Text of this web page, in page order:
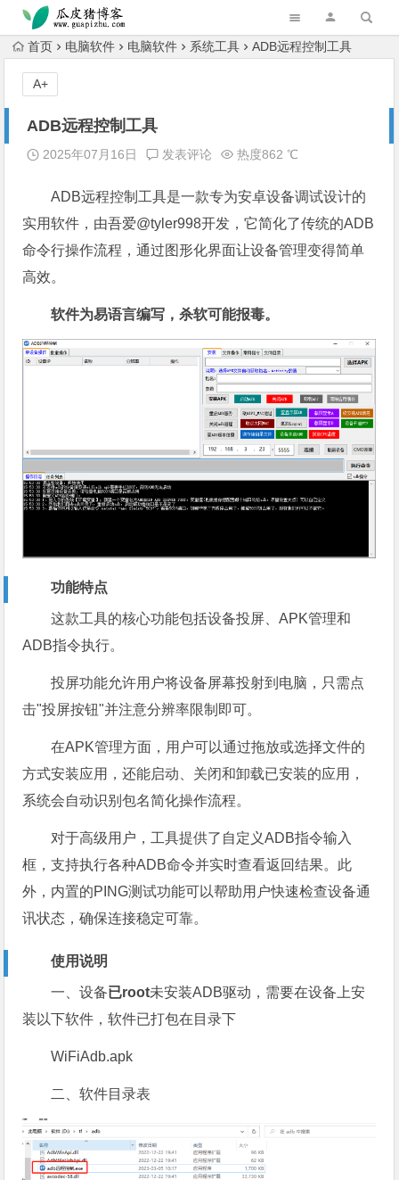
跳转到主内容
首页 电脑软件 电脑软件 系统工具 ADB远程控制工具
ADB远程控制工具
2025年07月16日 发表评论 热度862 ℃
ADB远程控制工具是一款专为安卓设备调试设计的
实用软件，由吾爱@tyler998开发，它简化了传统的ADB
命令行操作流程，通过图形化界面让设备管理变得简单
高效。
软件为易语言编写，杀软可能报毒。
功能特点
这款工具的核心功能包括设备投屏、APK管理和
ADB指令执行。
投屏功能允许用户将设备屏幕投射到电脑，只需点
击"投屏按钮"并注意分辨率限制即可。
在APK管理方面，用户可以通过拖放或选择文件的
方式安装应用，还能启动、关闭和卸载已安装的应用，
系统会自动识别包名简化操作流程。
对于高级用户，工具提供了自定义ADB指令输入
框，支持执行各种ADB命令并实时查看返回结果。此
外，内置的PING测试功能可以帮助用户快速检查设备通
讯状态，确保连接稳定可靠。
使用说明
一、设备已root未安装ADB驱动，需要在设备上安
装以下软件，软件已打包在目录下
WiFiAdb.apk
二、软件目录表
A+